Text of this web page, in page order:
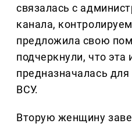
связалась с
канала,
предложила свою
подчеркнули, что
предназначалась
ВСУ.
Вторую женщину